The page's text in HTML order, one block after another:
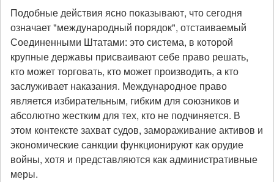
Подобные действия ясно показывают, что сегодня
означает "международный порядок", отстаиваемый
Соединенными Штатами: это система, в которой
крупные державы присваивают себе право решать,
кто может торговать, кто может производить, а кто
заслуживает наказания. Международное право
является избирательным, гибким для союзников и
абсолютно жестким для тех, кто не подчиняется. В
этом контексте захват судов, замораживание активов и
экономические санкции функционируют как орудие
войны, хотя и представляются как административные
меры.